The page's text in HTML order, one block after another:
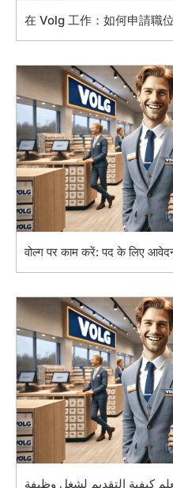
在 Volg 工作：如何申請職位
वोल्ग पर काम करें: पद के लिए
كيفية التقديم لشغل وظيفة